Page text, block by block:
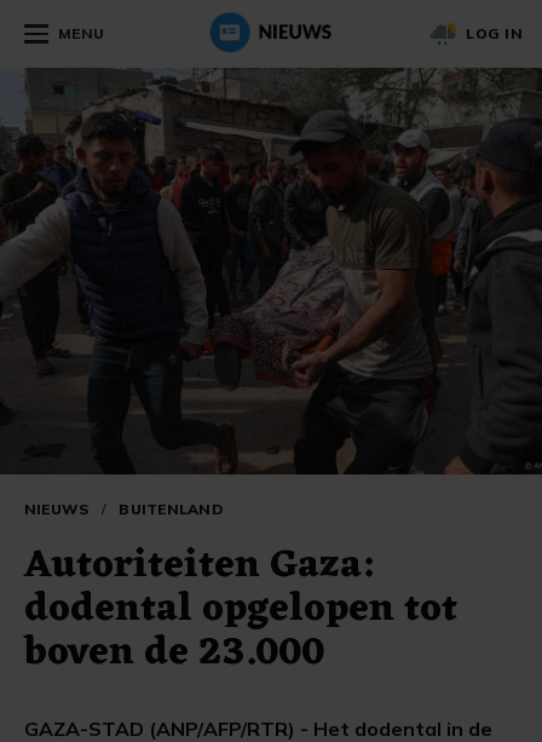
MENU LOG IN
NIEUWS / BUITENLAND
Autoriteiten Gaza:
dodental opgelopen tot
boven de 23.000
GAZA-STAD (ANP/AFP/RTR) - Het dodental in de